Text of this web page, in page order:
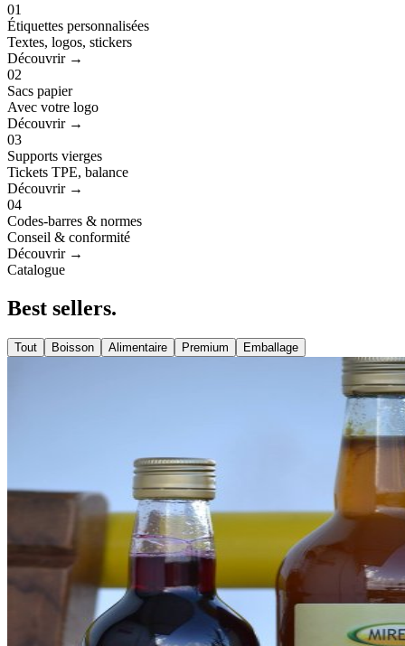
01
Étiquettes personnalisées
Textes, logos, stickers
Découvrir →
02
Sacs papier
Avec votre logo
Découvrir →
03
Supports vierges
Tickets TPE, balance
Découvrir →
04
Codes-barres & normes
Conseil & conformité
Découvrir →
Catalogue
Best sellers.
Tout Boisson Alimentaire Premium Emballage